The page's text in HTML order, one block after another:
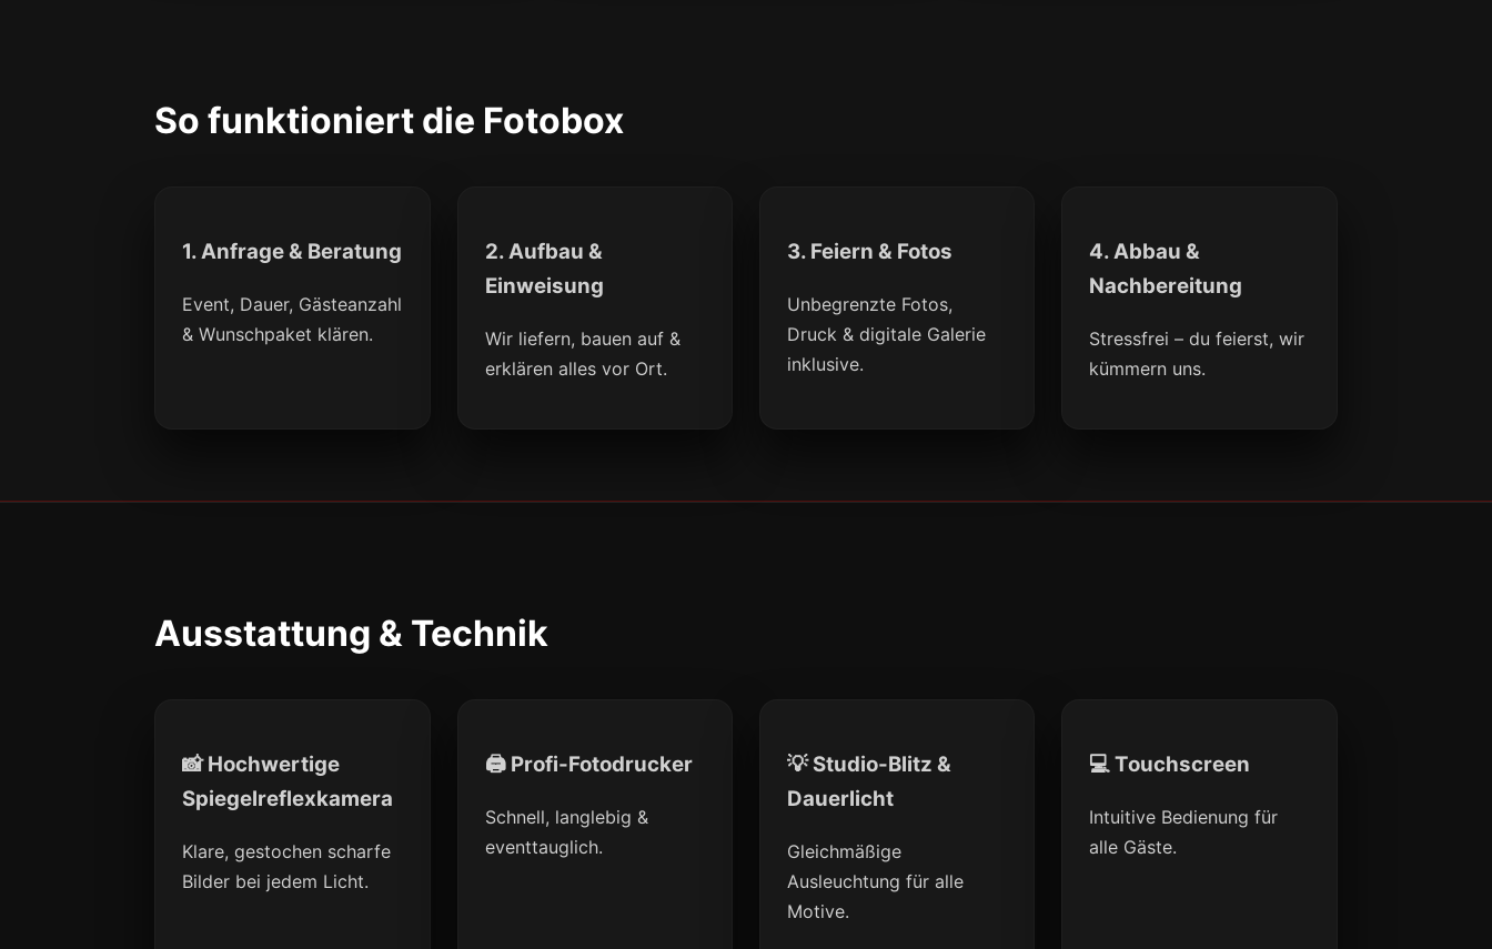
So funktioniert die Fotobox
1. Anfrage & Beratung
Event, Dauer, Gästeanzahl
& Wunschpaket klären.
2. Aufbau &
Einweisung
Wir liefern, bauen auf &
erklären alles vor Ort.
3. Feiern & Fotos
Unbegrenzte Fotos,
Druck & digitale Galerie
inklusive.
4. Abbau &
Nachbereitung
Stressfrei – du feierst, wir
kümmern uns.
Ausstattung & Technik
📸 Hochwertige
Spiegelreflexkamera
Klare, gestochen scharfe
Bilder bei jedem Licht.
🖨 Profi-Fotodrucker
Schnell, langlebig &
eventtauglich.
💡 Studio-Blitz &
Dauerlicht
Gleichmäßige
Ausleuchtung für alle
Motive.
💻 Touchscreen
Intuitive Bedienung für
alle Gäste.